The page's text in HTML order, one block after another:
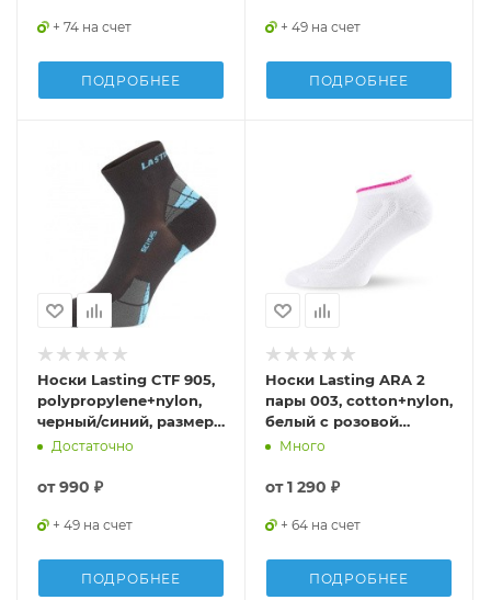
+ 74 на счет
ПОДРОБНЕЕ
+ 49 на счет
ПОДРОБНЕЕ
Носки Lasting CTF 905,
polypropylene+nylon,
черный/синий, размер
S, CTF905S
Достаточно
от990 ₽
+ 49 на счет
ПОДРОБНЕЕ
Носки Lasting ARA 2
пары 003, cotton+nylon,
белый с розовой
полоской, размер S,
Много
от1 290 ₽
+ 64 на счет
ПОДРОБНЕЕ